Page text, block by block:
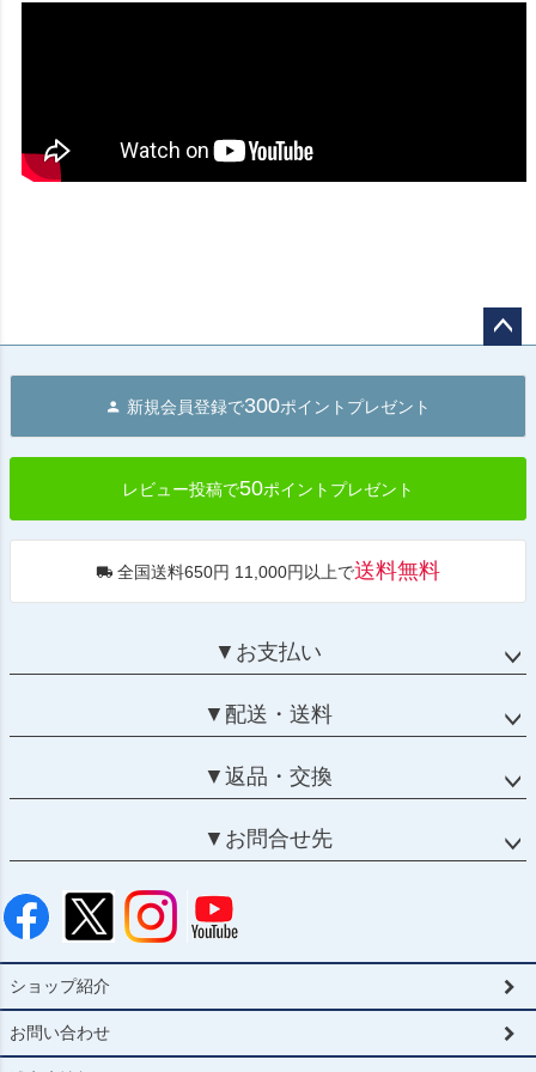
へ
新規会員登録で300ポイントプレゼント
レビュー投稿で50ポイントプレゼント
全国送料650円 11,000円以上で送料無料
▼お支払い
▼配送・送料
▼返品・交換
▼お問合せ先
ショップ紹介
お問い合わせ